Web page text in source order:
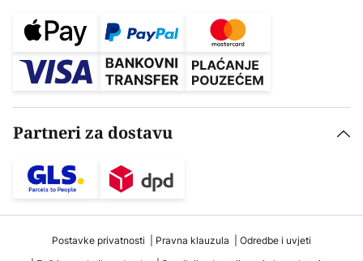
Partneri za dostavu
Postavke privatnosti Pravna klauzula
Odredbe i uvjeti